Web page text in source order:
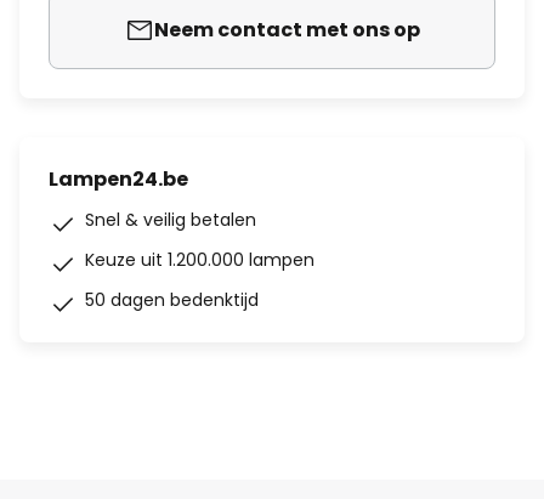
Neem contact met ons op
Lampen24.be
Snel & veilig betalen
Keuze uit 1.200.000 lampen
50 dagen bedenktijd